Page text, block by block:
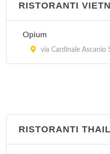
RISTORANTI
Opium
via Cardinale Ascanio
RISTORANTI